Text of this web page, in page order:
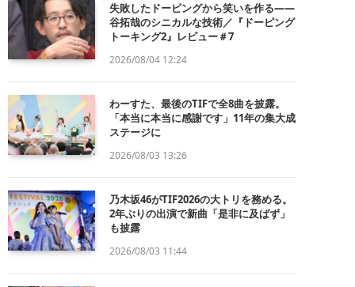
失敗したドーピングから笑いを作る——
谷拓哉のシニカルな技術／『ドーピング
トーキング2』レビュー＃7
2026/08/04 12:24
わーすた、最後のTIFで全8曲を披露。
「本当に本当に感謝です」11年の集大成
ステージに
2026/08/03 13:26
乃木坂46がTIF2026の大トリを務める。
2年ぶりの出演で新曲「是非に及ばず」
も披露
2026/08/03 11:44